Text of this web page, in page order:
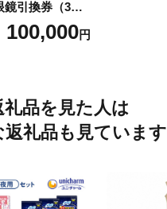
鏡引換券（3万
np m
100,000円
礼品を見た人は
返礼品も見ています